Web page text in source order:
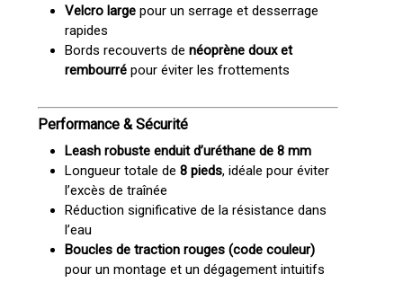
Velcro largepour un serrage et desserrage
rapides
Bords recouverts de néoprène doux et
rembourrépour éviter les frottements
Performance & Sécurité
Leash robuste enduit d’uréthane de 8 mm
Longueur totale de 8 pieds, idéale pour éviter
l’excès de traînée
Réduction significative de la résistance dans
l’eau
Boucles de traction rouges (code couleur)
pour un montage et un dégagement intuitifs